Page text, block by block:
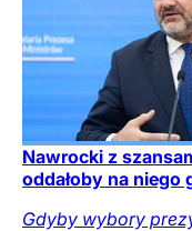
Nawrocki z
oddałoby na niego
Gdyby wybory